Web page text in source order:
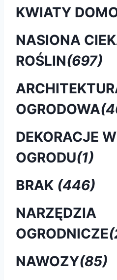
KWIATY
NASIONA
ROŚLIN(697)
OGRODOWA
DEKORACJE
OGRODU(1)
BRAK (446)
NARZĘDZIA
OGRODNICZE
NAWOZY(85)